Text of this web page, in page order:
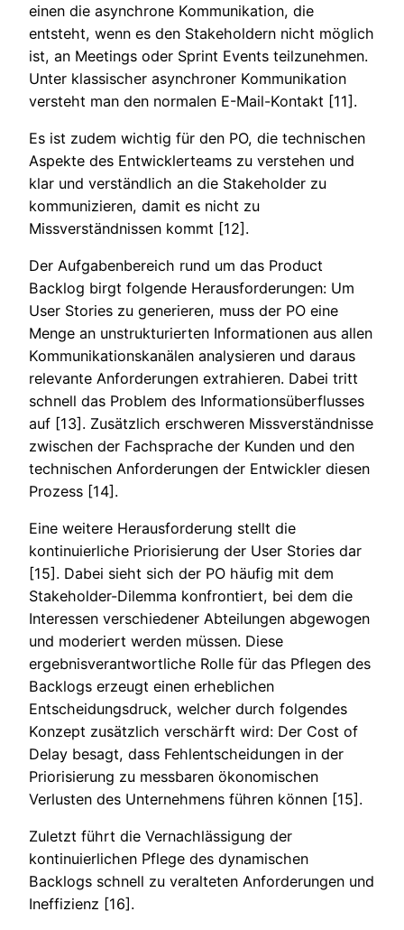
einen die asynchrone Kommunikation, die
entsteht, wenn es den Stakeholdern nicht möglich
ist, an Meetings oder Sprint Events teilzunehmen.
Unter klassischer asynchroner Kommunikation
versteht man den normalen E-Mail-Kontakt [11].
Es ist zudem wichtig für den PO, die technischen
Aspekte des Entwicklerteams zu verstehen und
klar und verständlich an die Stakeholder zu
kommunizieren, damit es nicht zu
Missverständnissen kommt [12].
Der Aufgabenbereich rund um das Product
Backlog birgt folgende Herausforderungen: Um
User Stories zu generieren, muss der PO eine
Menge an unstrukturierten Informationen aus allen
Kommunikationskanälen analysieren und daraus
relevante Anforderungen extrahieren. Dabei tritt
schnell das Problem des Informationsüberflusses
auf [13]. Zusätzlich erschweren Missverständnisse
zwischen der Fachsprache der Kunden und den
technischen Anforderungen der Entwickler diesen
Prozess [14].
Eine weitere Herausforderung stellt die
kontinuierliche Priorisierung der User Stories dar
[15]. Dabei sieht sich der PO häufig mit dem
Stakeholder-Dilemma konfrontiert, bei dem die
Interessen verschiedener Abteilungen abgewogen
und moderiert werden müssen. Diese
ergebnisverantwortliche Rolle für das Pflegen des
Backlogs erzeugt einen erheblichen
Entscheidungsdruck, welcher durch folgendes
Konzept zusätzlich verschärft wird: Der Cost of
Delay besagt, dass Fehlentscheidungen in der
Priorisierung zu messbaren ökonomischen
Verlusten des Unternehmens führen können [15].
Zuletzt führt die Vernachlässigung der
kontinuierlichen Pflege des dynamischen
Backlogs schnell zu veralteten Anforderungen und
Ineffizienz [16].